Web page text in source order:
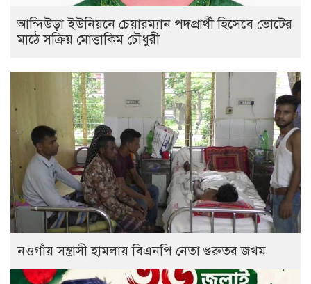
আন্দিউড়া ইউনিয়নে চেয়ারম্যান পদপ্রার্থী হিসেবে ভোটের
মাঠে সক্রিয় মোত্তাকিম চৌধুরী
নওগাঁয় সন্ত্রাসী হামলায় বিএনপি নেতা গুরুতর জখম